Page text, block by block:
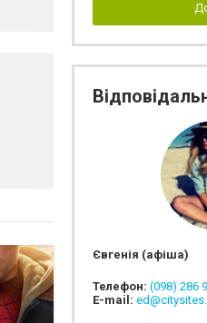
Євгенія (афіша)
Телефон: (098) 286
E-mail: